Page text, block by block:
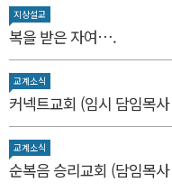
지상설교
복을 받은 자여….
교계소식
커넥트교회 (임시 담임목
교계소식
순복음 승리교회 (담임목